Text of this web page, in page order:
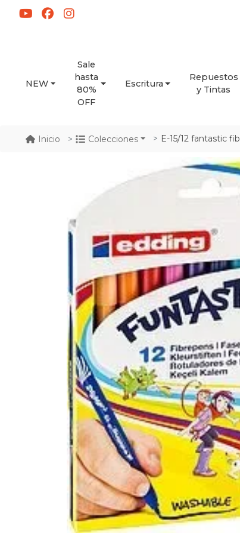
NEW
Sale
hasta
80%
OFF
Escritura
Repuestos
y Tintas
Inicio Colecciones E-15/12 fantastic